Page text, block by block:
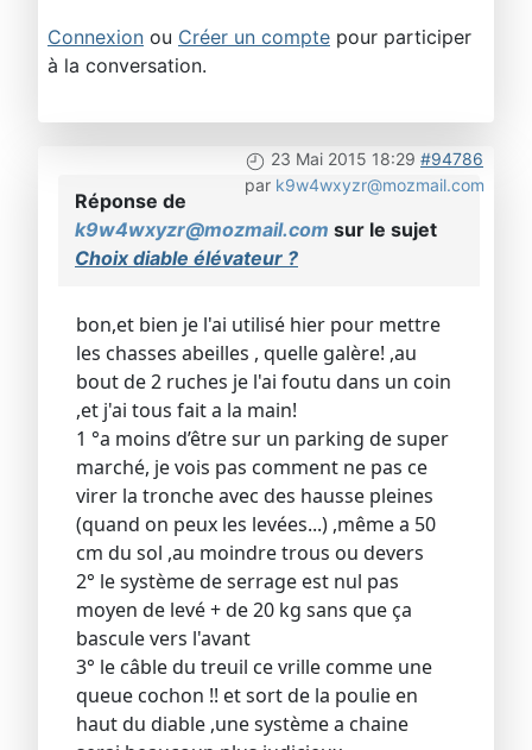
Connexion ou Créer un compte pour participer
à la conversation.
23 Mai 2015 18:29 #94786
par k9w4wxyzr@mozmail.com
Réponse de
k9w4wxyzr@mozmail.com sur le sujet
Choix diable élévateur ?
bon,et bien je l'ai utilisé hier pour mettre
les chasses abeilles , quelle galère! ,au
bout de 2 ruches je l'ai foutu dans un coin
,et j'ai tous fait a la main!
1 °a moins d’être sur un parking de super
marché, je vois pas comment ne pas ce
virer la tronche avec des hausse pleines
(quand on peux les levées...) ,même a 50
cm du sol ,au moindre trous ou devers
2° le système de serrage est nul pas
moyen de levé + de 20 kg sans que ça
bascule vers l'avant
3° le câble du treuil ce vrille comme une
queue cochon !! et sort de la poulie en
haut du diable ,une système a chaine